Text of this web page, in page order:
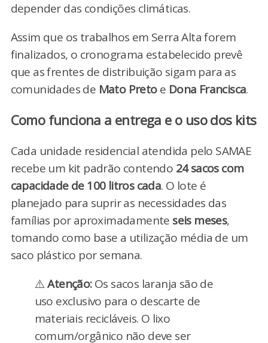
depender das condições climáticas.
Assim que os trabalhos em Serra Alta forem
finalizados, o cronograma estabelecido prevê
que as frentes de distribuição sigam para as
comunidades de Mato Pretoe Dona Francisca.
Como funciona a entrega e o uso dos kits
Cada unidade residencial atendida pelo SAMAE
recebe um kit padrão contendo 24 sacos com
capacidade de 100 litros cada. O lote é
planejado para suprir as necessidades das
famílias por aproximadamente seis meses,
tomando como base a utilização média de um
saco plástico por semana.
⚠️Atenção:Os sacos laranja são de
uso exclusivo para o descarte de
materiais recicláveis. O lixo
comum/orgânico não deve ser